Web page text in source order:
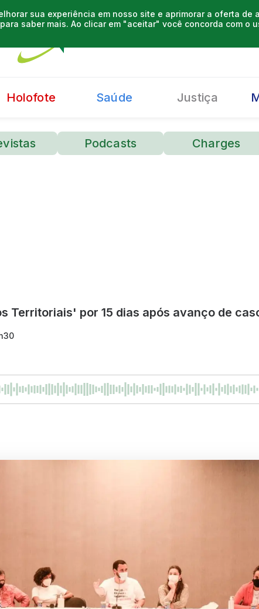
sua experiência em nosso site e aprimorar a oferta de
para saber mais. Ao clicar em "aceitar" você concorda com o
Holofote Saúde Justiça
Podcasts Charges
Territoriais' por 15 dias após avanço de